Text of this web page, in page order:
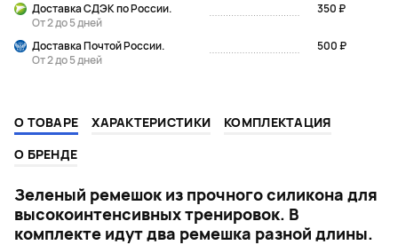
Доставка СДЭК по России.
От 2 до 5 дней
350 ₽
Доставка Почтой России.
От 2 до 5 дней
500 ₽
О ТОВАРЕ ХАРАКТЕРИСТИКИ
КОМПЛЕКТАЦИЯ
О БРЕНДЕ
Зеленый ремешок из прочного силикона для
высокоинтенсивных тренировок. В
комплекте идут два ремешка разной длины.